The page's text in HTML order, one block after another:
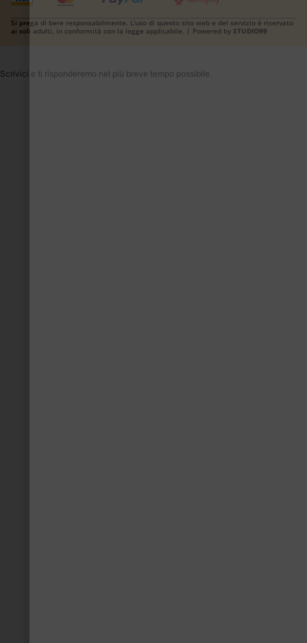
Si prega di bere responsabilmente. L'uso di questo sito web e del servizio è riservato
ai soli adulti, in conformità con la legge applicabile. | Powered by STUDIO99
Scrivici e ti risponderemo nel più breve tempo possibile.